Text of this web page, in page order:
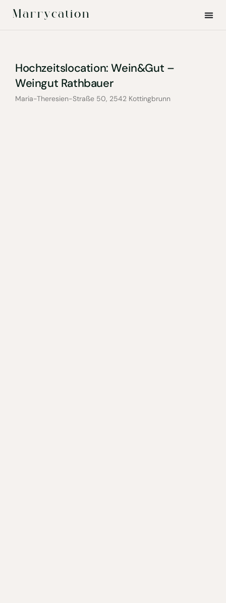
Marrycation
Hochzeitslocation: Wein&Gut –
Weingut Rathbauer
Maria-Theresien-Straße 50, 2542 Kottingbrunn